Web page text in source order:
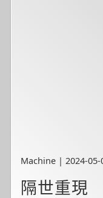
Machine | 2024-05-
隔世重現